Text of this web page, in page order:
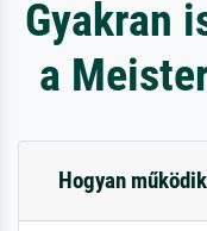
Gyakran
a
Hogyan